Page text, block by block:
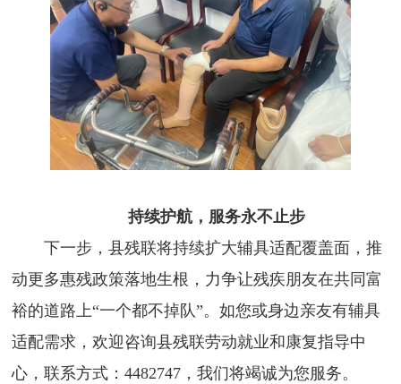
持续护航，服务永不止步
下一步，县残联将持续扩大辅具适配覆盖面，推
动更多惠残政策落地生根，力争让残疾朋友在共同富
裕的道路上“一个都不掉队”。如您或身边亲友有辅具
适配需求，欢迎咨询县残联劳动就业和康复指导中
心，联系方式：4482747，我们将竭诚为您服务。